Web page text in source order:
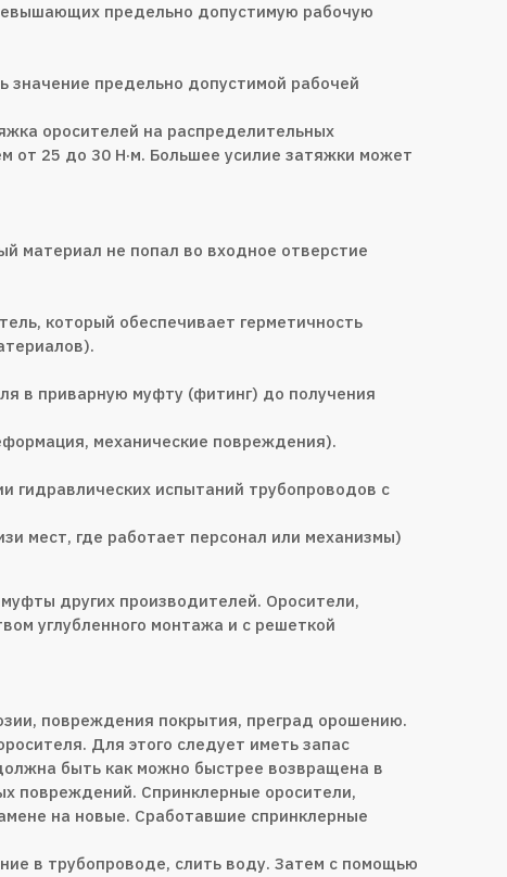
предельно допустимую рабочую
предельно допустимой рабочей
оросителей на распределительных
от 25 до 30 Н·м. Большее усилие затяжки может
материал не попал во входное отверстие
который обеспечивает герметичность
в приварную муфту (фитинг) до получения
механические повреждения).
гидравлических испытаний трубопроводов с
мест, где работает персонал или механизмы)
других производителей. Оросители,
углубленного монтажа и с решеткой
повреждения покрытия, преград орошению.
Для этого следует иметь запас
быть как можно быстрее возвращена в
повреждений. Спринклерные оросители,
на новые. Сработавшие спринклерные
в трубопроводе, слить воду. Затем с помощью